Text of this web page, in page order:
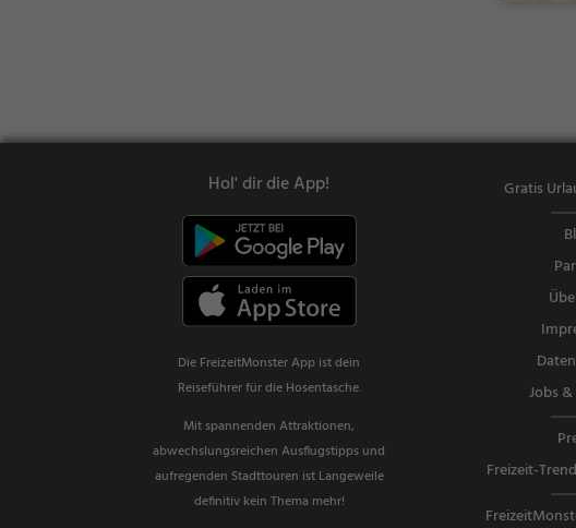
Hol' dir die App!
Die FreizeitMonster App ist dein
Reiseführer für die Hosentasche.
Mit spannenden Attraktionen,
abwechslungsreichen Ausflugstipps und
aufregenden Stadttouren ist Langeweile
definitiv kein Thema mehr!
Gratis
Jobs
Freizeit-